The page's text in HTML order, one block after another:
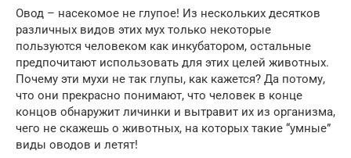
Овод – насекомое не глупое! Из нескольких десятков
различных видов этих мух только некоторые
пользуются человеком как инкубатором, остальные
предпочитают использовать для этих целей животных.
Почему эти мухи не так глупы, как кажется? Да потому,
что они прекрасно понимают, что человек в конце
концов обнаружит личинки и вытравит их из организма,
чего не скажешь о животных, на которых такие “умные”
виды оводов и летят!